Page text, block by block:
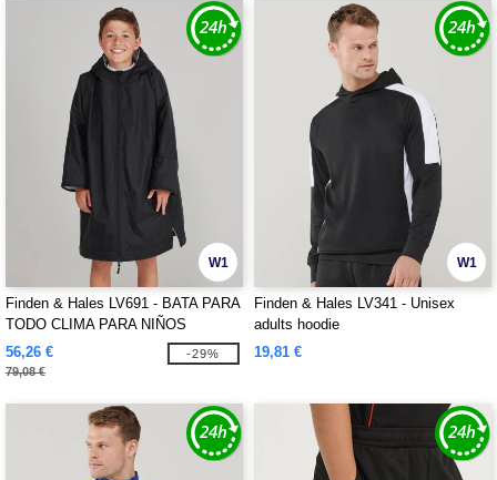
W1
Finden & Hales LV691 - BATA PARA
TODO CLIMA PARA NIÑOS
56,26 €
79,08 €
-29%
W1
Finden & Hales LV341 - Unisex
adults hoodie
19,81 €